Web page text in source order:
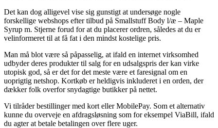
Det kan dog alligevel vise sig gunstigt at undersøge nogle
forskellige webshops efter tilbud på Smallstuff Body l/æ – Maple
Syrup m. Stjerne forud for at du placerer ordren, således at du er
velinformeret til at få fat i den mindst kostelige pris.
Man må blot være så påpasselig, at ifald en internet virksomhed
udbyder deres produkter til salg for en udsalgspris der kan virke
utopisk god, så er det for det meste være et faresignal om en
uoprigtig netshop. Kortkøb er heldigvis inkluderet i en orden, der
dækker folk overfor snydagtige butikker på nettet.
Vi tilråder bestillinger med kort eller MobilePay. Som et alternativ
kunne du overveje en afdragsløsning som for eksempel ViaBill, ifald
du agter at betale betalingen over flere uger.